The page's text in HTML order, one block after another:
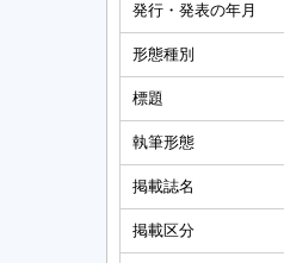
発行・発表の年月
形態種別
標題
執筆形態
掲載誌名
掲載区分